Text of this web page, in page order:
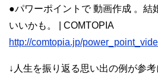
●パワーポイントで 動画作成 。結
いいかも。 | COMTOPIA
http://comtopia.jp/
↓人生を振り返る思い出の例が参考